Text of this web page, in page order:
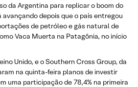
da Argentina para replicar o boom do
avançando depois que o país entregou
de petróleo e gás natural de
Vaca Muerta na Patagônia, no início
Unido, e o Southern Cross Group, da
na quinta-feira planos de investir
uma participação de 78,4% na primeira